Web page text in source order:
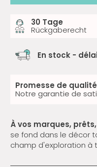
30 Tage
Rückgaberecht
En stock -
Promesse de qualité
Notre garantie de
À vos marques,
se fond dans le décor
champ d'exploration à